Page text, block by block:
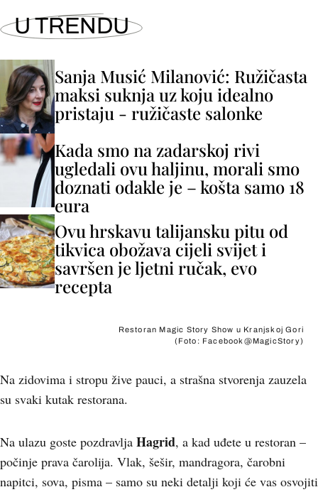
U TRENDU
Sanja Musić Milanović: Ružičasta
maksi suknja uz koju idealno
pristaju - ružičaste salonke
Kada smo na zadarskoj rivi
ugledali ovu haljinu, morali smo
doznati odakle je – košta samo 18
eura
Ovu hrskavu talijansku pitu od
tikvica obožava cijeli svijet i
savršen je ljetni ručak, evo
recepta
Restoran Magic Story Show u Kranjskoj Gori
(Foto: Facebook@MagicStory)
Na zidovima i stropu žive pauci, a strašna stvorenja zauzela
su svaki kutak restorana.
Na ulazu goste pozdravlja Hagrid, a kad uđete u restoran –
počinje prava čarolija. Vlak, šešir, mandragora, čarobni
napitci, sova, pisma – samo su neki detalji koji će vas osvojiti